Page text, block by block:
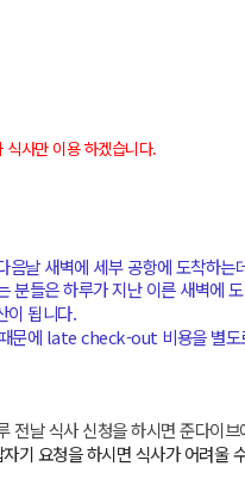
사만 이용 하겠습니다.
음날 새벽에 세부 공항에 도착하는
분들은 하루가 지난 이른 새벽에
이 됩니다.
문에 late check-out 비용을 별도
전날 식사 신청을 하시면 준다이
기 요청을 하시면 식사가 어려울